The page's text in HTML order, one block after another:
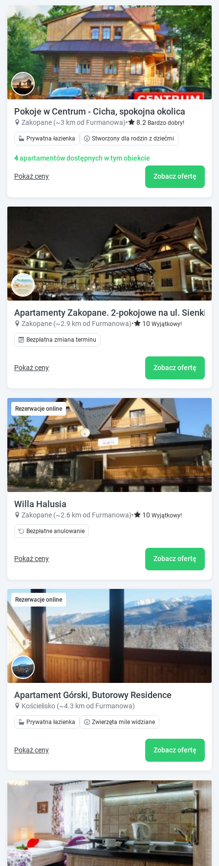
Pokoje w Centrum - Cicha, spokojna okolica
Zakopane (~3 km od Furmanowa)• 8.2 Bardzo dobry!
Prywatna łazienka Stworzony dla rodzin z dziećmi
4apartamentów dostępnych w tym obiekcie
Pokaż ceny Zobacz ofertę
Apartamenty Zakopane. 2-pokojowe na ul.
Zakopane (~2.9 km od Furmanowa)• 10 Wyjątkowy!
Bezpłatna zmiana terminu
Pokaż ceny Zobacz ofertę
Rezerwacje online
Willa Halusia
Zakopane (~2.6 km od Furmanowa)• 10 Wyjątkowy!
Bezpłatne anulowanie
Pokaż ceny Zobacz ofertę
Rezerwacje online
Apartament Górski, Butorowy Residence
Kościelisko (~4.3 km od Furmanowa)
Prywatna łazienka Zwierzęta mile widziane
Pokaż ceny Zobacz ofertę